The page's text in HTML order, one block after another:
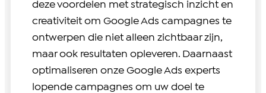
deze voordelen met strategisch inzicht en
creativiteit om Google Ads campagnes te
ontwerpen die niet alleen zichtbaar zijn,
maar ook resultaten opleveren. Daarnaast
optimaliseren onze Google Ads experts
lopende campagnes om uw doel te